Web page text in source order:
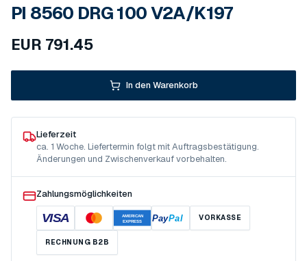
PI 8560 DRG 100 V2A/K197
EUR 791.45
In den Warenkorb
Lieferzeit
ca. 1 Woche. Liefertermin folgt mit Auftragsbestätigung.
Änderungen und Zwischenverkauf vorbehalten.
Zahlungsmöglichkeiten
VISA
AMERICAN
EXPRESS
PayPal VORKASSE
RECHNUNG B2B